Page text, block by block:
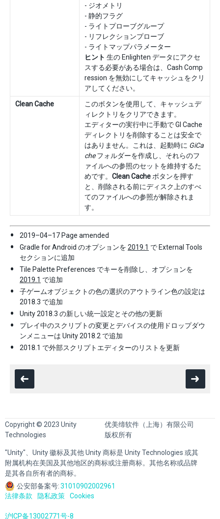
- ジオメトリ
- 静的フラグ
- ライトプローブグループ
- リフレクションプローブ
- ライトマップパラメーター
ヒント 生の Enlighten データにアクセ
スする必要がある場合は、Cash Comp
ression を無効にしてキャッシュをクリ
アしてください。
Clean Cache
このボタンを使用して、キャッシュデ
ィレクトリをクリアできます。
エディターの実行中に手動で GI Cache
ディレクトリを削除することは安全で
はありません。これは、起動時に GiCa
cheフォルダーを作成し、それらのフ
ァイルへの参照のセットを維持するた
めです。 Clean Cache ボタンを押す
と、削除される前にディスク上のすべ
てのファイルへの参照が解除されま
す。
2019–04–17 Page amended
Gradle for Android のオプションを 2019.1 で External Tools
セクションに追加
Tile Palette Preferences でキーを削除し、オプションを
2019.1 で追加
子ゲームオブジェクトの色の選択のアウトライン色の設定は
2018.3 で追加
Unity 2018.3 の新しい統一設定とその他の更新
プレイ中のスクリプトの変更とデバイスの使用ドロップダウ
ンメニューは Unity 2018.2 で追加
2018.1 で外部スクリプトエディターのリストを更新
Copyright © 2023 Unity
Technologies
优美缔软件（上海）有限公司
版权所有
"Unity"、Unity 徽标及其他 Unity 商标是 Unity Technologies 或其
附属机构在美国及其他地区的商标或注册商标。其他名称或品牌
是其各自所有者的商标。
公安部备案号:31010902002961
法律条款
隐私政策 Cookies
沪ICP备13002771号-8